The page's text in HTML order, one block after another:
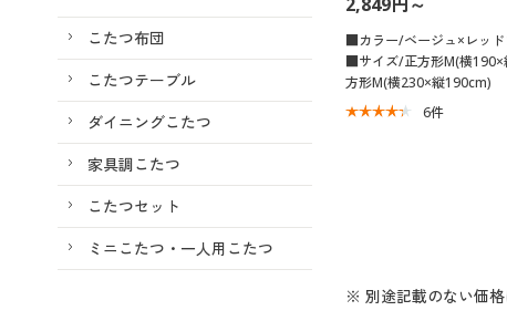
■カラー/ベージュ×レッド
■サイズ/正方形M(横
方形M(横230×縦190cm)
6件
※ 別途記載のない価格
こたつ布団
こたつテーブル
ダイニングこたつ
家具調こたつ
こたつセット
ミニこたつ・一人用こたつ